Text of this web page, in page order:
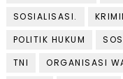
SOSIALISASI.
POLITIK HUKUM
TNI
ORGANISASI